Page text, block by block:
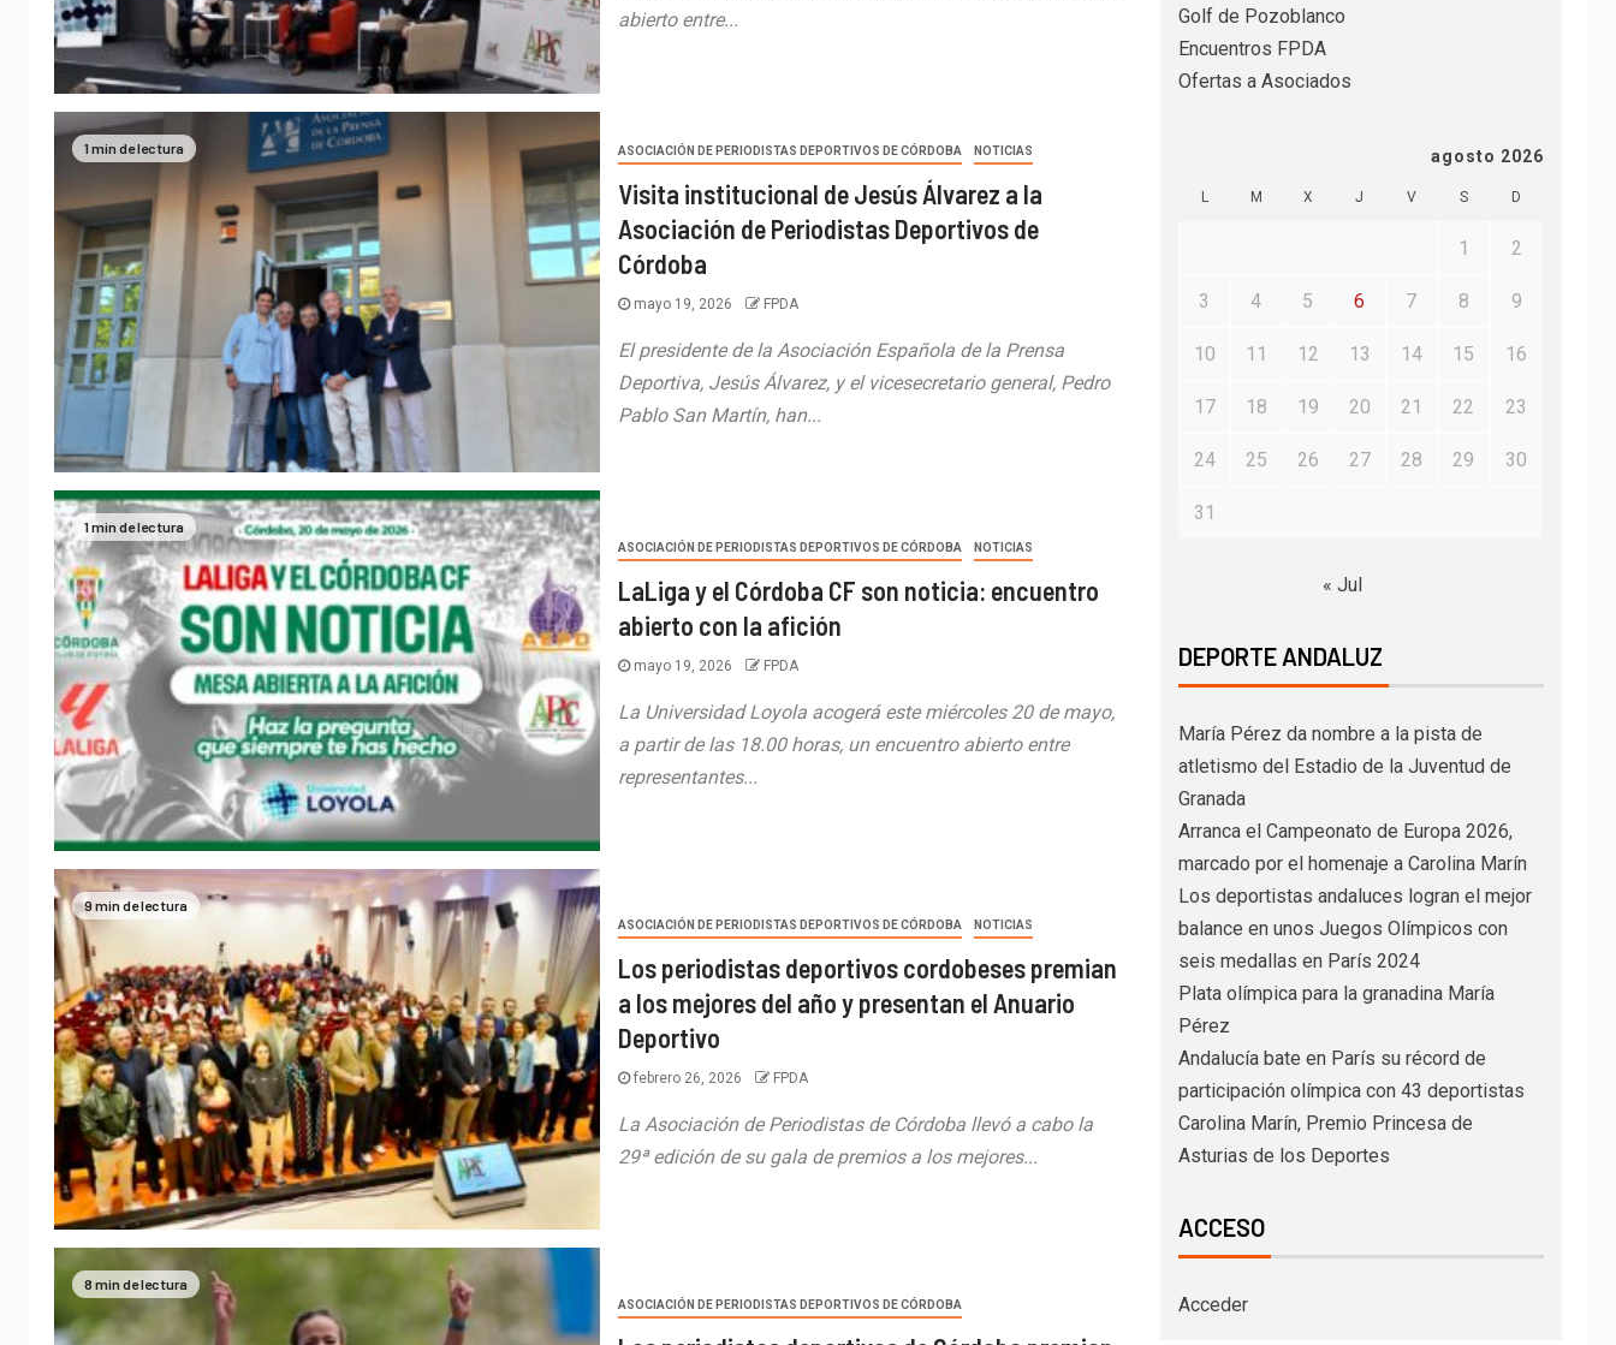
abierto entre...
1 min de lectura ASOCIACIÓN DE PERIODISTAS DEPORTIVOS DE CÓRDOBA NOTICIAS
Visita institucional de Jesús Álvarez a la
Asociación de Periodistas Deportivos de
Córdoba
mayo 19, 2026 FPDA
El presidente de la Asociación Española de la Prensa
Deportiva, Jesús Álvarez, y el vicesecretario general, Pedro
Pablo San Martín, han...
1 min de lectura
ASOCIACIÓN DE PERIODISTAS DEPORTIVOS DE CÓRDOBA NOTICIAS
LaLiga y el Córdoba CF son noticia: encuentro
abierto con la afición
mayo 19, 2026 FPDA
La Universidad Loyola acogerá este miércoles 20 de mayo,
a partir de las 18.00 horas, un encuentro abierto entre
representantes...
9 min de lectura
ASOCIACIÓN DE PERIODISTAS DEPORTIVOS DE CÓRDOBA NOTICIAS
Los periodistas deportivos cordobeses premian
a los mejores del año y presentan el Anuario
Deportivo
febrero 26, 2026 FPDA
La Asociación de Periodistas de Córdoba llevó a cabo la
29ª edición de su gala de premios a los mejores...
8 min de lectura
ASOCIACIÓN DE PERIODISTAS DEPORTIVOS DE CÓRDOBA
Golf de Pozoblanco
Encuentros FPDA
Ofertas a Asociados
agosto 2026
L M X J V S D
1 2
3 4 5 6 7 8 9
10 11 12 13 14 15 16
17 18 19 20 21 22 23
24 25 26 27 28 29 30
31
« Jul
DEPORTE ANDALUZ
María Pérez da nombre a la pista de
atletismo del Estadio de la Juventud de
Granada
Arranca el Campeonato de Europa 2026,
marcado por el homenaje a Carolina Marín
Los deportistas andaluces logran el mejor
balance en unos Juegos Olímpicos con
seis medallas en París 2024
Plata olímpica para la granadina María
Pérez
Andalucía bate en París su récord de
participación olímpica con 43 deportistas
Carolina Marín, Premio Princesa de
Asturias de los Deportes
ACCESO
Acceder